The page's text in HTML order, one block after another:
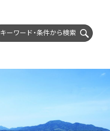
キーワード・条件から検索